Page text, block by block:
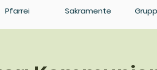
Pfarrei Sakramente